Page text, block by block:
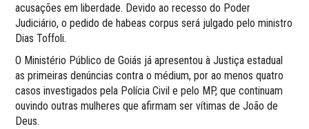
acusações em liberdade. Devido ao recesso do Poder
Judiciário, o pedido de habeas corpus será julgado pelo ministro
Dias Toffoli.
O Ministério Público de Goiás já apresentou à Justiça estadual
as primeiras denúncias contra o médium, por ao menos quatro
casos investigados pela Polícia Civil e pelo MP, que continuam
ouvindo outras mulheres que afirmam ser vítimas de João de
Deus.